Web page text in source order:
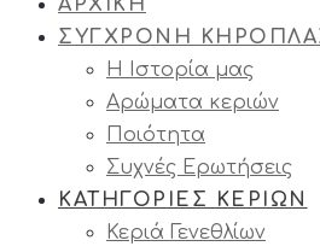
ΑΡΧΙΚΗ
ΣΥΓΧΡΟΝΗ
Η Ιστορία μας
Αρώματα κεριών
Ποιότητα
Συχνές Ερωτήσεις
ΚΑΤΗΓΟΡΙΕΣ ΚΕΡΙΩΝ
Κεριά Γενεθλίων